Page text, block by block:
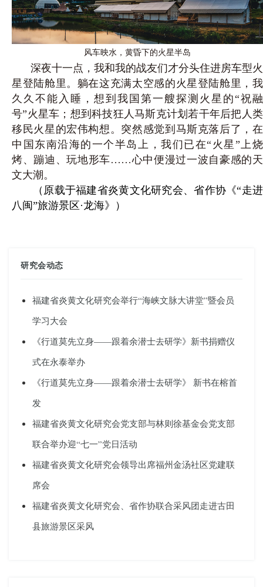
风车映水，黄昏下的火星半岛
深夜十一点，我和我的战友们才分头住进房车型火
星登陆舱里。躺在这充满太空感的火星登陆舱里，我
久久不能入睡，想到我国第一艘探测火星的“祝融
号”火星车；想到科技狂人马斯克计划若干年后把人类
移民火星的宏伟构想。突然感觉到马斯克落后了，在
中国东南沿海的一个半岛上，我们已在“火星”上烧
烤、蹦迪、玩地形车……心中便漫过一波自豪感的天
文大潮。
（原载于福建省炎黄文化研究会、省作协《“走进
八闽”旅游景区·龙海》）
研究会动态
福建省炎黄文化研究会举行“海峡文脉大讲堂”暨会员
学习大会
《行道莫先立身——跟着余潜士去研学》新书捐赠仪
式在永泰举办
《行道莫先立身——跟着余潜士去研学》 新书在榕首
发
福建省炎黄文化研究会党支部与林则徐基金会党支部
联合举办迎“七一”党日活动
福建省炎黄文化研究会领导出席福州金汤社区党建联
席会
福建省炎黄文化研究会、省作协联合采风团走进古田
县旅游景区采风